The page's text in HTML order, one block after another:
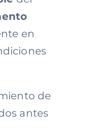
en
de
antes